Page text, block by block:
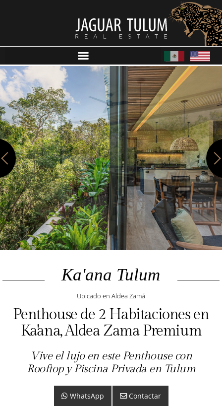
Ka'ana Tulum
Ubicado en Aldea Zamá
Penthouse de 2 Habitaciones en
Ka'ana, Aldea Zama Premium
Vive el lujo en este Penthouse con
Rooftop y Piscina Privada en Tulum
WhatsApp Contactar